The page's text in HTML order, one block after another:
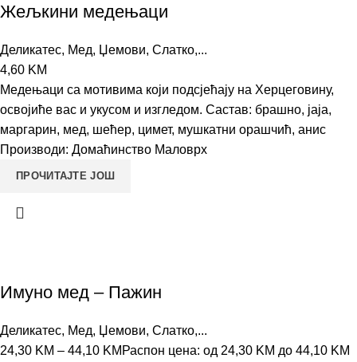
Жељкини медењаци
Деликатес, Мед, Џемови, Слатко,...
4,60 KM
Медењаци са мотивима који подсјећају на Херцеговину,
освојиће вас и укусом и изгледом. Састав: брашно, јаја,
маргарин, мед, шећер, цимет, мушкатни орашчић, анис
Производи: Домаћинство Маловрх
ПРОЧИТАЈТЕ ЈОШ
Имуно мед – Пажин
Деликатес, Мед, Џемови, Слатко,...
24,30 KM – 44,10 KM Распон цена: од 24,30 KM до 44,10 KM